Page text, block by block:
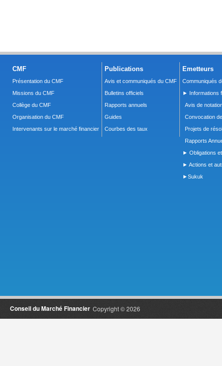
CMF
Présentation du CMF
Missions du CMF
Collège du CMF
Organisation du CMF
Intervenants sur le marché financier
Publications
Avis et communiqués du CMF
Bulletins officiels
Rapports annuels
Guides
Courbes des taux
Emetteurs
Communiqués
► Informations
Avis de
Convocation
Projets de
Rapports
► Obligations
► Actions et
►Sukuk
Copyright © 2026
Conseil du Marché Financier